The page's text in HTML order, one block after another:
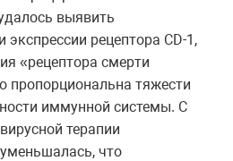
выявить
рецептора CD-1,
«рецептора смерти
пропорциональна тяжести
иммунной системы. С
терапии
что